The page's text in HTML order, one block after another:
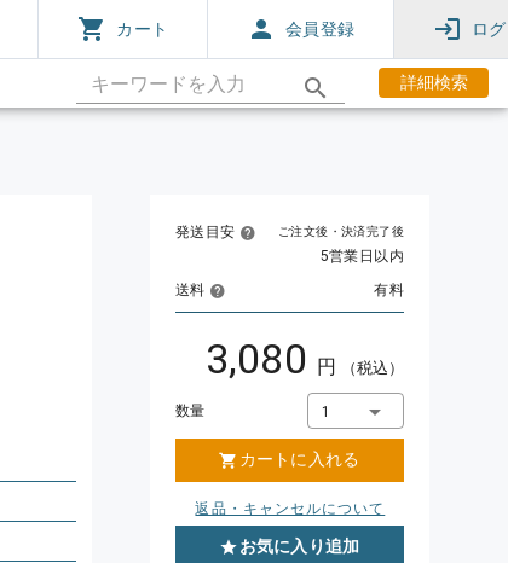
カート 会員登録 ロ
詳細検索
発送目安 ご注文後・決済完了後
5営業日以内
送料
有料
3,080 円 （税込）
数量 1
カートに入れる
返品・キャンセルについて
お気に入り追加